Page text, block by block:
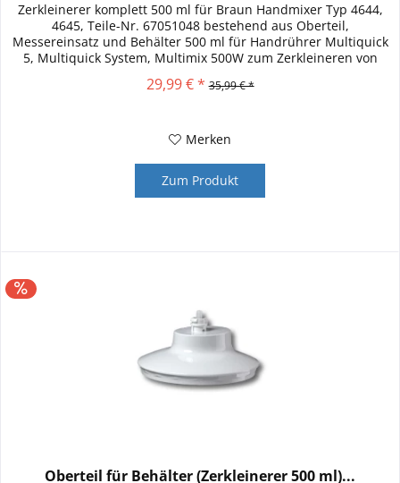
Zerkleinerer komplett 500 ml für Braun Handmixer Typ 4644,
4645, Teile-Nr. 67051048 bestehend aus Oberteil,
Messereinsatz und Behälter 500 ml für Handrührer Multiquick
5, Multiquick System, Multimix 500W zum Zerkleineren von
29,99 € * 35,99 € *
Merken
Zum Produkt
Oberteil für Behälter (Zerkleinerer 500 ml)...